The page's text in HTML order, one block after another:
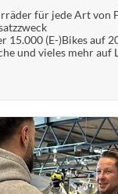
für jede Art von
15.000 (E-)Bikes auf
und vieles mehr auf